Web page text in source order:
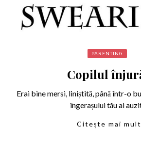
PARENTING
Copilul
Erai bine mersi, liniștită, până într-o
îngerașului tău ai auzit
Citește mai mult